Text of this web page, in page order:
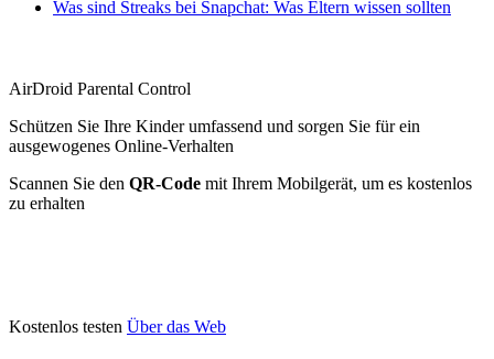
Was sind Streaks bei Snapchat: Was Eltern wissen sollten
AirDroid Parental Control
Schützen Sie Ihre Kinder umfassend und sorgen Sie für ein
ausgewogenes Online-Verhalten
Scannen Sie den QR-Code mit Ihrem Mobilgerät, um es kostenlos
zu erhalten
Kostenlos testen Über das Web